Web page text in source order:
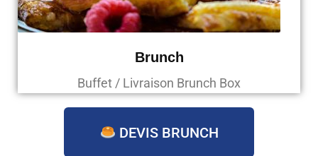
Brunch
Buffet / Livraison Brunch Box
DEVIS BRUNCH